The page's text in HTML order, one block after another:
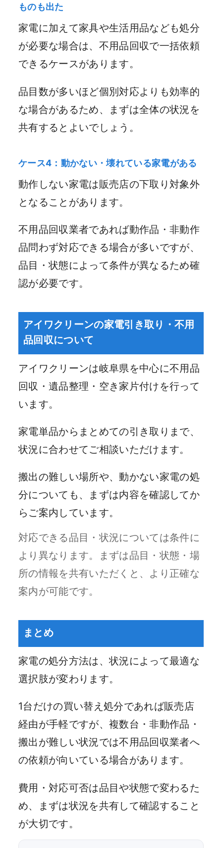
ものも出た
家電に加えて家具や生活用品なども処分
が必要な場合は、不用品回収で一括依頼
できるケースがあります。
品目数が多いほど個別対応よりも効率的
な場合があるため、まずは全体の状況を
共有するとよいでしょう。
ケース4：動かない・壊れている家電がある
動作しない家電は販売店の下取り対象外
となることがあります。
不用品回収業者であれば動作品・非動作
品問わず対応できる場合が多いですが、
品目・状態によって条件が異なるため確
認が必要です。
アイワクリーンの家電引き取り・不用
品回収について
アイワクリーンは岐阜県を中心に不用品
回収・遺品整理・空き家片付けを行って
います。
家電単品からまとめての引き取りまで、
状況に合わせてご相談いただけます。
搬出の難しい場所や、動かない家電の処
分についても、まずは内容を確認してか
らご案内しています。
対応できる品目・状況については条件に
より異なります。まずは品目・状態・場
所の情報を共有いただくと、より正確な
案内が可能です。
まとめ
家電の処分方法は、状況によって最適な
選択肢が変わります。
1台だけの買い替え処分であれば販売店
経由が手軽ですが、複数台・非動作品・
搬出が難しい状況では不用品回収業者へ
の依頼が向いている場合があります。
費用・対応可否は品目や状態で変わるた
め、まずは状況を共有して確認すること
が大切です。